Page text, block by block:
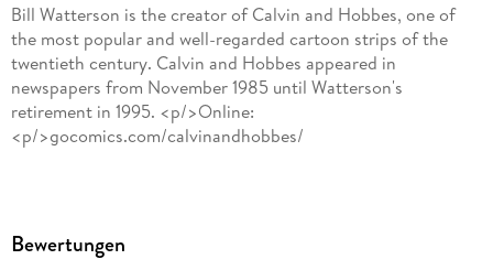
Bill Watterson is the creator of Calvin and Hobbes, one of
the most popular and well-regarded cartoon strips of the
twentieth century. Calvin and Hobbes appeared in
newspapers from November 1985 until Watterson's
retirement in 1995. <p/>Online:
<p/>gocomics.com/calvinandhobbes/
Bewertungen